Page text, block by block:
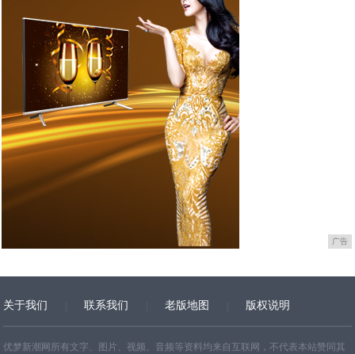
广告
关于我们 联系我们 老版地图 版权说明
网站地图
优梦新潮网所有文字、图片、视频、音频等资料均来自互联网，不代表本站赞同其